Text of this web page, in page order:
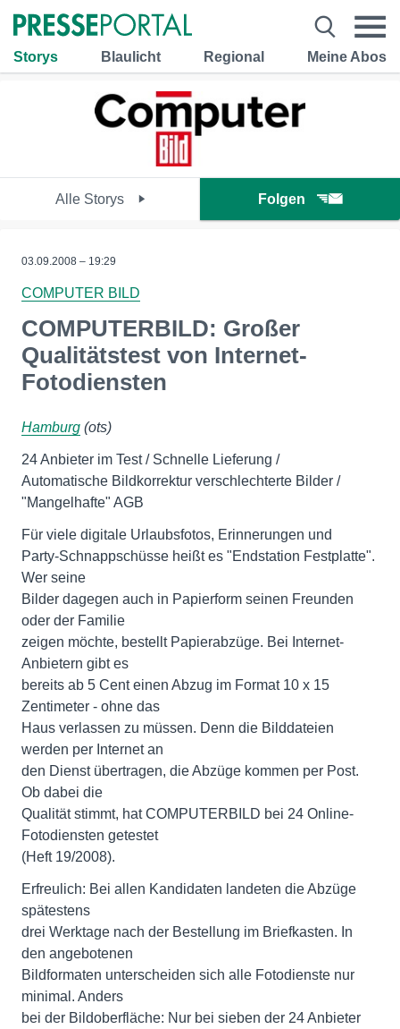
Storys Blaulicht Regional Meine Abos
Alle Storys Folgen
03.09.2008 – 19:29
COMPUTER BILD
COMPUTERBILD: Großer
Qualitätstest von Internet-
Fotodiensten
Hamburg (ots)
24 Anbieter im Test / Schnelle Lieferung /
Automatische Bildkorrektur verschlechterte Bilder /
"Mangelhafte" AGB
Für viele digitale Urlaubsfotos, Erinnerungen und
Party-Schnappschüsse heißt es "Endstation Festplatte".
Wer seine
Bilder dagegen auch in Papierform seinen Freunden
oder der Familie
zeigen möchte, bestellt Papierabzüge. Bei Internet-
Anbietern gibt es
bereits ab 5 Cent einen Abzug im Format 10 x 15
Zentimeter - ohne das
Haus verlassen zu müssen. Denn die Bilddateien
werden per Internet an
den Dienst übertragen, die Abzüge kommen per Post.
Ob dabei die
Qualität stimmt, hat COMPUTERBILD bei 24 Online-
Fotodiensten getestet
(Heft 19/2008).
Erfreulich: Bei allen Kandidaten landeten die Abzüge
spätestens
drei Werktage nach der Bestellung im Briefkasten. In
den angebotenen
Bildformaten unterscheiden sich alle Fotodienste nur
minimal. Anders
bei der Bildoberfläche: Nur bei sieben der 24 Anbieter